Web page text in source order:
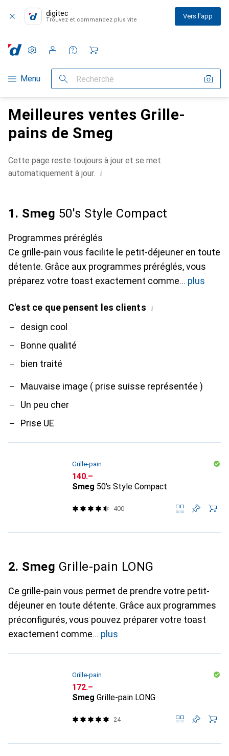
digitec
Trouvez et commandez plus vite Vers l'app
Navigation par catégorie
Menu Recherche
Paramètres
Compte client
Listes de comparaison
Listes d'envies
Panier
Meilleures ventes Grille-
pains de Smeg
Cette page reste toujours à jour et se met
automatiquement à jour. i
1. Smeg 50's Style Compact
Programmes préréglés
Ce grille-pain vous facilite le petit-déjeuner en toute
détente. Grâce aux programmes préréglés, vous
préparez votre toast exactement comme
plus
C'est ce que pensent les clients i
Prodesign cool
Bonne qualité
bien traité
Contre
Mauvaise image ( prise suisse représentée )
Un peu cher
Prise UE
Grille-pain
CHF
140.–
Smeg 50's Style Compact
400
2. Smeg Grille-pain LONG
Ce grille-pain vous permet de prendre votre petit-
déjeuner en toute détente. Grâce aux programmes
préconfigurés, vous pouvez préparer votre toast
exactement comme
plus
Grille-pain
CHF
172.–
Smeg Grille-pain LONG
24